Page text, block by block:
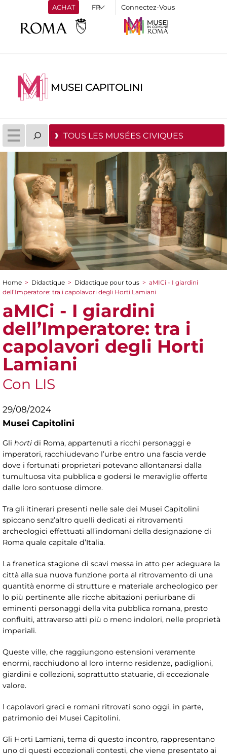
ACHAT Connectez-Vous
MUSEI CAPITOLINI
TOUS LES MUSÉES CIVIQUES
You are here
Home > Didactique > Didactique pour tous > aMICi - I giardini
dell’Imperatore: tra i capolavori degli Horti Lamiani
aMICi - I giardini
dell’Imperatore: tra i
capolavori degli Horti
Lamiani
Con LIS
29/08/2024
Musei Capitolini
Gli horti di Roma, appartenuti a ricchi personaggi e
imperatori, racchiudevano l’urbe entro una fascia verde
dove i fortunati proprietari potevano allontanarsi dalla
tumultuosa vita pubblica e godersi le meraviglie offerte
dalle loro sontuose dimore.
Tra gli itinerari presenti nelle sale dei Musei Capitolini
spiccano senz’altro quelli dedicati ai ritrovamenti
archeologici effettuati all’indomani della designazione di
Roma quale capitale d’Italia.
La frenetica stagione di scavi messa in atto per adeguare la
città alla sua nuova funzione porta al ritrovamento di una
quantità enorme di strutture e materiale archeologico per
lo più pertinente alle ricche abitazioni periurbane di
eminenti personaggi della vita pubblica romana, presto
confluiti, attraverso atti più o meno indolori, nelle proprietà
imperiali.
Queste ville, che raggiungono estensioni veramente
enormi, racchiudono al loro interno residenze, padiglioni,
giardini e collezioni, soprattutto statuarie, di eccezionale
valore.
I capolavori greci e romani ritrovati sono oggi, in parte,
patrimonio dei Musei Capitolini.
Gli Horti Lamiani, tema di questo incontro, rappresentano
uno di questi eccezionali contesti, che viene presentato ai